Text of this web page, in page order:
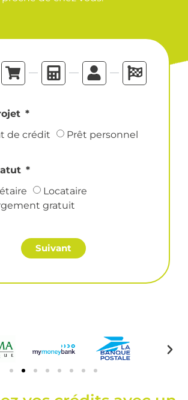
de crédit
Prêt personnel
Locataire
gratuit
Suivant